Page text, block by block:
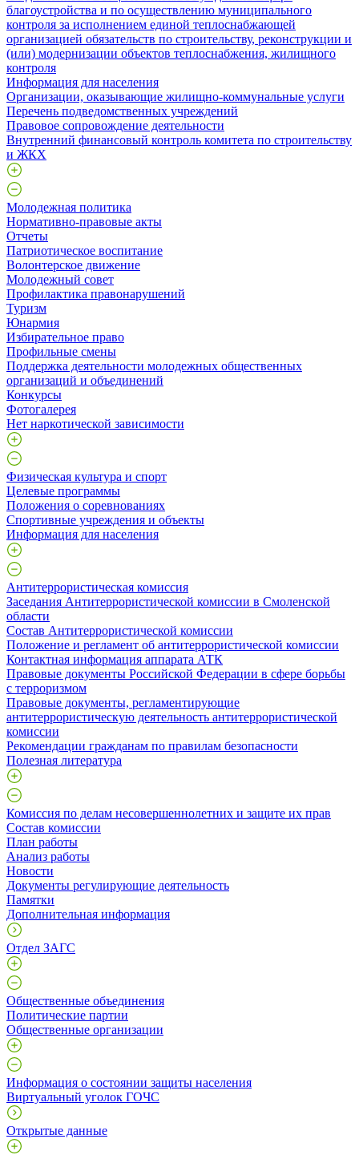
благоустройства и по осуществлению муниципального
контроля за исполнением единой теплоснабжающей
организацией обязательств по строительству, реконструкции и
(или) модернизации объектов теплоснабжения, жилищного
контроля
Информация для населения
Организации, оказывающие жилищно-коммунальные услуги
Перечень подведомственных учреждений
Правовое сопровождение деятельности
Внутренний финансовый контроль комитета по строительству
и ЖКХ
Молодежная политика
Нормативно-правовые акты
Отчеты
Патриотическое воспитание
Волонтерское движение
Молодежный совет
Профилактика правонарушений
Туризм
Юнармия
Избирательное право
Профильные смены
Поддержка деятельности молодежных общественных
организаций и объединений
Конкурсы
Фотогалерея
Нет наркотической зависимости
Физическая культура и спорт
Целевые программы
Положения о соревнованиях
Спортивные учреждения и объекты
Информация для населения
Антитеррористическая комиссия
Заседания Антитеррористической комиссии в Смоленской
области
Состав Антитеррористической комиссии
Положение и регламент об антитеррористической комиссии
Контактная информация аппарата АТК
Правовые документы Российской Федерации в сфере борьбы
с терроризмом
Правовые документы, регламентирующие
антитеррористическую деятельность антитеррористической
комиссии
Рекомендации гражданам по правилам безопасности
Полезная литература
Комиссия по делам несовершеннолетних и защите их прав
Состав комиссии
План работы
Анализ работы
Новости
Документы регулирующие деятельность
Памятки
Дополнительная информация
Отдел ЗАГС
Общественные объединения
Политические партии
Общественные организации
Информация о состоянии защиты населения
Виртуальный уголок ГОЧС
Открытые данные